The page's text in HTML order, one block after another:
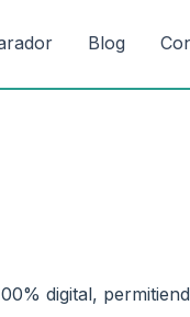
Blog
digital,